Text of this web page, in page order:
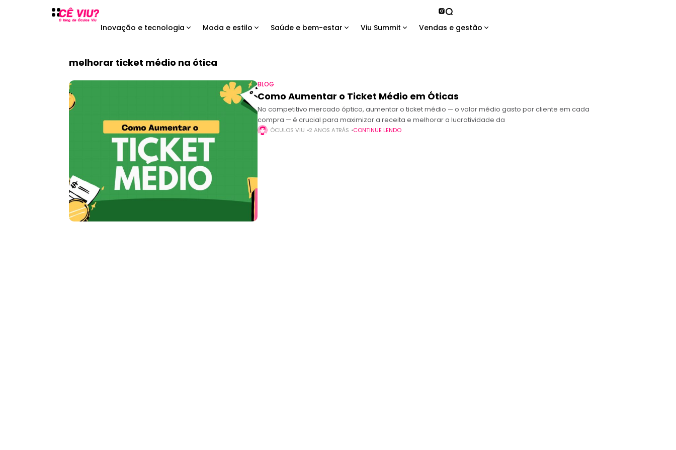
Inovação e tecnologia Moda e estilo Saúde e bem-estar Viu Summit Vendas e gestão
melhorar ticket médio na ótica
BLOG
Como Aumentar o Ticket Médio em Óticas
No competitivo mercado óptico, aumentar o ticket médio — o valor médio gasto por cliente em cada
compra — é crucial para maximizar a receita e melhorar a lucratividade da
ÓCULOS VIU 2 ANOS ATRÁS CONTINUE LENDO